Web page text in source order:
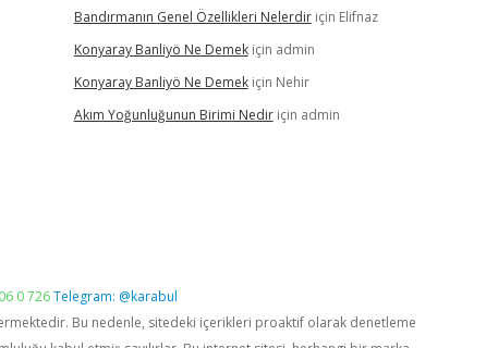
Bandırmanın Genel Özellikleri Nelerdiriçin Elifnaz
Konyaray Banliyö Ne Demekiçin admin
Konyaray Banliyö Ne Demekiçin Nehir
Akım Yoğunluğunun Birimi Nediriçin admin
0 726Telegram: @karabul
Bu nedenle, sitedeki içerikleri proaktif olarak denetleme